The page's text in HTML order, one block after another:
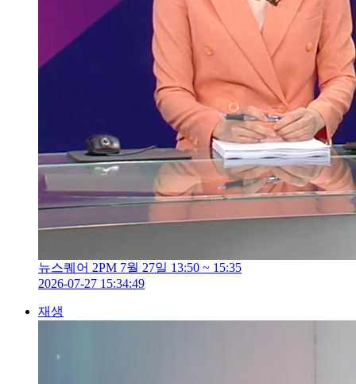
뉴스퀘어 2PM 7월 27일 13:50 ~ 15:35
2026-07-27 15:34:49
재생